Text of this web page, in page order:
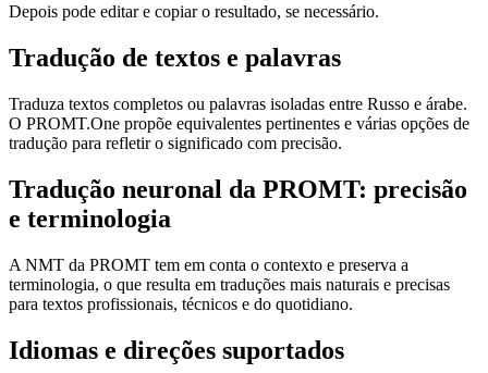
Depois pode editar e copiar o resultado, se necessário.
Tradução de textos e palavras
Traduza textos completos ou palavras isoladas entre Russo e árabe.
O PROMT.One propõe equivalentes pertinentes e várias opções de
tradução para refletir o significado com precisão.
Tradução neuronal da PROMT: precisão
e terminologia
A NMT da PROMT tem em conta o contexto e preserva a
terminologia, o que resulta em traduções mais naturais e precisas
para textos profissionais, técnicos e do quotidiano.
Idiomas e direções suportados